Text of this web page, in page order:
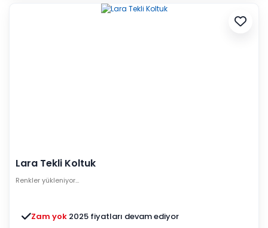
Lara Tekli Koltuk
Renkler yükleniyor…
Zam yok 2025 fiyatları devam ediyor